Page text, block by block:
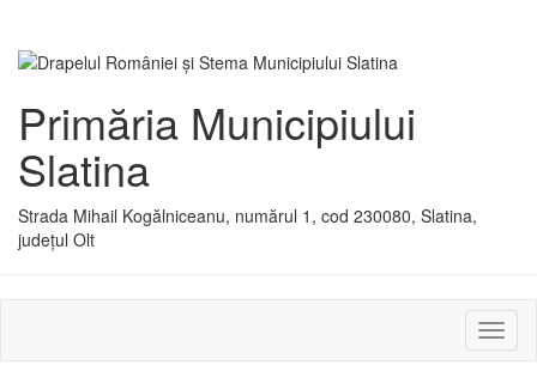
Primăria Municipiului
Slatina
Strada Mihail Kogălniceanu, numărul 1, cod 230080, Slatina,
județul Olt
sau